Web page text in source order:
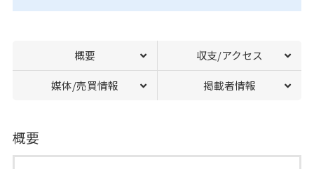
概要 収支/アクセス
媒体/売買情報 掲載者情報
概要